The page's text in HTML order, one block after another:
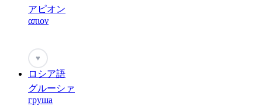
アピオン
απιον
♥
ロシア語
グルーシァ
груша